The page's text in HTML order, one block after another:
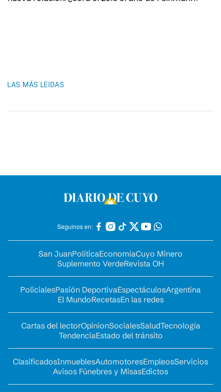
LAS MÁS LEIDAS
Seguinos en:
San JuanPolíticaEconomíaCuyo Minero
Suplemento VerdeRevista OH
PolicialesPasión DeportivaEspectáculosArgentina
El MundoRecetasEn las redes
Cartas del lectorOpinionSocialesSaludTecnología
TendenciaEstado del tránsito
ClasificadosInmueblesAutomotoresEmpleosServicios
Avisos Fúnebres y MisasEdictos